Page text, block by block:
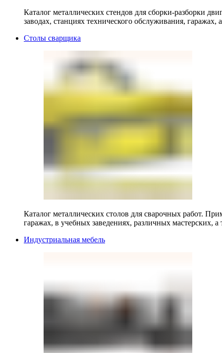
Каталог металлических стендов для сборки-разборки
заводах, станциях технического обслуживания, гаражах,
Столы сварщика
Каталог металлических столов для сварочных работ.
гаражах, в учебных заведениях, различных мастерских, а
Индустриальная мебель